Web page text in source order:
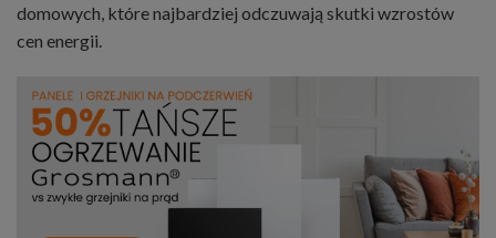
domowych, które najbardziej odczuwają skutki wzrostów
cen energii.